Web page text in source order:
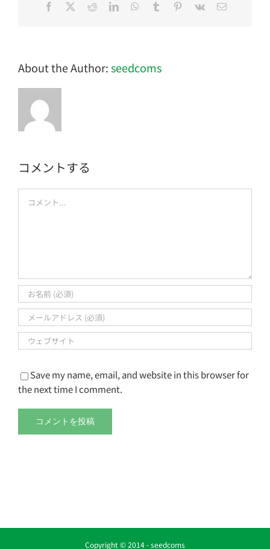
Facebook
TwitterRedditLinkedInWhatsApp
Tumblr Pinterest
Vk
電
About the Author:seedcoms
コメントする
Save my name, email, and website in this browser for
the next time I comment.
Copyright © 2014 -seedcoms